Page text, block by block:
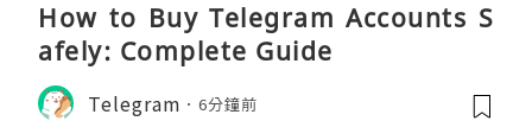
How to Buy Telegram Accounts S
afely: Complete Guide
Telegram 6分鐘前